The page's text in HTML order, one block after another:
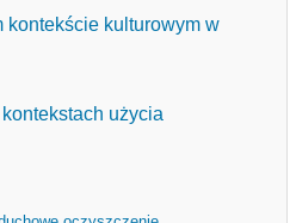
kontekście kulturowym w
użycia